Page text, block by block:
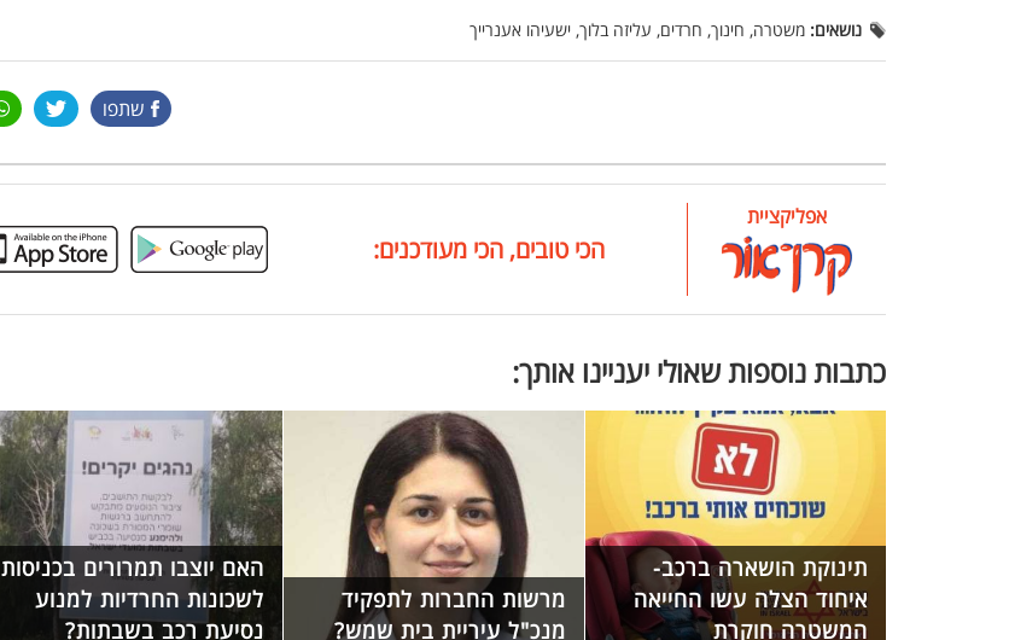
נושאים: משטרה, חינוך, חרדים, עליזה בלוך, ישעיהו אענרייך
שתפו
אפליקציית
הכי טובים, הכי מעודכנים:
כתבות נוספות שאולי יעניינו אותך:
תינוקת הושארה ברכב-
איחוד הצלה עשו החייאה
המשטרה חוקרת
מרשות החברות לתפקיד
מנכ"ל עיריית בית שמש?
האם יוצבו תמרורים בכניסות
לשכונות החרדיות למנוע
נסיעת רכב בשבתות?